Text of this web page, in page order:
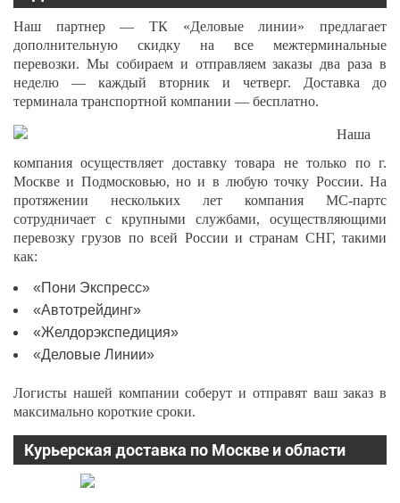
Наш партнер — ТК «Деловые линии» предлагает
дополнительную скидку на все межтерминальные
перевозки. Мы собираем и отправляем заказы два раза в
неделю — каждый вторник и четверг. Доставка до
терминала транспортной компании — бесплатно.
Наша
компания осуществляет доставку товара не только по г.
Москве и Подмосковью, но и в любую точку России. На
протяжении нескольких лет компания МС-партс
сотрудничает с крупными службами, осуществляющими
перевозку грузов по всей России и странам СНГ, такими
как:
«Пони Экспресс»
«Автотрейдинг»
«Желдорэкспедиция»
«Деловые Линии»
Логисты нашей компании соберут и отправят ваш заказ в
максимально короткие сроки.
Курьерская доставка по Москве и области